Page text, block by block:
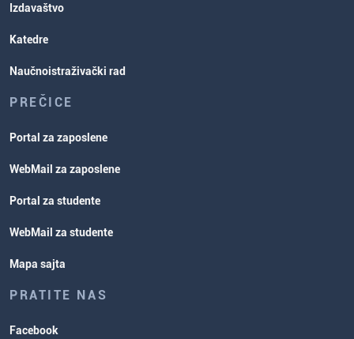
Izdavaštvo
Katedre
Naučnoistraživački rad
PREČICE
Portal za zaposlene
WebMail za zaposlene
Portal za studente
WebMail za studente
Mapa sajta
PRATITE NAS
Facebook